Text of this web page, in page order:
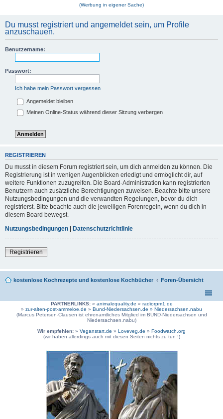
(Werbung in eigener Sache)
Du musst registriert und angemeldet sein, um Profile
anzuschauen.
Benutzername:
Passwort:
Ich habe mein Passwort vergessen
Angemeldet bleiben
Meinen Online-Status während dieser Sitzung verbergen
REGISTRIEREN
Du musst in diesem Forum registriert sein, um dich anmelden zu können. Die
Registrierung ist in wenigen Augenblicken erledigt und ermöglicht dir, auf
weitere Funktionen zuzugreifen. Die Board-Administration kann registrierten
Benutzern auch zusätzliche Berechtigungen zuweisen. Beachte bitte unsere
Nutzungsbedingungen und die verwandten Regelungen, bevor du dich
registrierst. Bitte beachte auch die jeweiligen Forenregeln, wenn du dich in
diesem Board bewegst.
Nutzungsbedingungen | Datenschutzrichtlinie
Registrieren
kostenlose Kochrezepte und kostenlose Kochbücher Foren-Übersicht
PARTNERLINKS:» animalequality.de » radiorpm1.de
» zur-alten-post-ammeloe.de » Bund-Niedersachsen.de » Niedersachsen.nabu
(Marcus Petersen-Clausen ist ehrenamtliches Mitglied im BUND-Niedersachsen und
Niedersachsen.nabu)
Wir empfehlen: » Veganstart.de » Loveveg.de » Foodwatch.org
(wir haben allerdings auch mit diesen Seiten nichts zu tun !)